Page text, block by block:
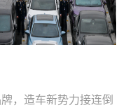
，造车新势力接连倒